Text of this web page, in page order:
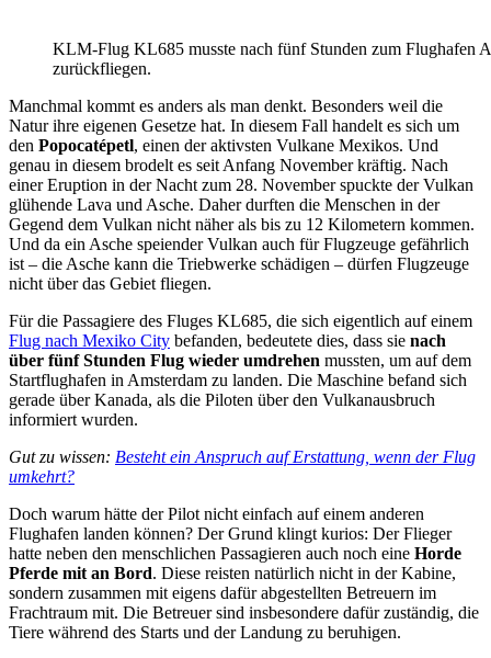
KLM-Flug KL685 musste nach fünf Stunden zum Flughafen
zurückfliegen.
Manchmal kommt es anders als man denkt. Besonders weil die
Natur ihre eigenen Gesetze hat. In diesem Fall handelt es sich um
den Popocatépetl, einen der aktivsten Vulkane Mexikos. Und
genau in diesem brodelt es seit Anfang November kräftig. Nach
einer Eruption in der Nacht zum 28. November spuckte der Vulkan
glühende Lava und Asche. Daher durften die Menschen in der
Gegend dem Vulkan nicht näher als bis zu 12 Kilometern kommen.
Und da ein Asche speiender Vulkan auch für Flugzeuge gefährlich
ist – die Asche kann die Triebwerke schädigen – dürfen Flugzeuge
nicht über das Gebiet fliegen.
Für die Passagiere des Fluges KL685, die sich eigentlich auf einem
Flug nach Mexiko City befanden, bedeutete dies, dass sie nach
über fünf Stunden Flug wieder umdrehen mussten, um auf dem
Startflughafen in Amsterdam zu landen. Die Maschine befand sich
gerade über Kanada, als die Piloten über den Vulkanausbruch
informiert wurden.
Gut zu wissen: Besteht ein Anspruch auf Erstattung, wenn der Flug
umkehrt?
Doch warum hätte der Pilot nicht einfach auf einem anderen
Flughafen landen können? Der Grund klingt kurios: Der Flieger
hatte neben den menschlichen Passagieren auch noch eine Horde
Pferde mit an Bord. Diese reisten natürlich nicht in der Kabine,
sondern zusammen mit eigens dafür abgestellten Betreuern im
Frachtraum mit. Die Betreuer sind insbesondere dafür zuständig, die
Tiere während des Starts und der Landung zu beruhigen.